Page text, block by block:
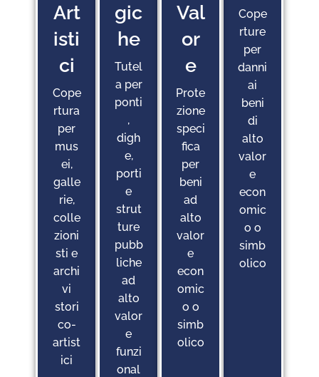
Cope
rture
per
danni
ai
beni
di
alto
valor
e
econ
omic
o o
simb
olico
Art
Isti
Ci
Cope
rtura
per
mus
ei,
galle
rie,
colle
zioni
sti e
archi
vi
stori
co-
artist
ici
Gic
He
Tutel
a per
ponti
,
digh
e,
porti
e
strut
ture
pubb
liche
ad
alto
valor
e
funzi
onal
Val
Or
E
Prote
zione
speci
fica
per
beni
ad
alto
valor
e
econ
omic
o o
simb
olico